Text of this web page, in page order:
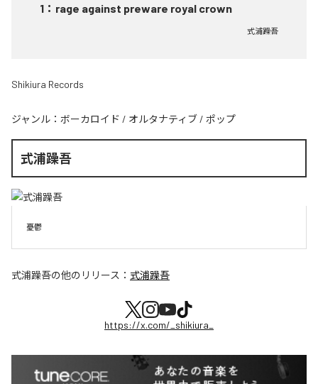
1 ： rage against preware royal crown
式浦躁吾
Shikiura Records
ジャンル： ボーカロイド / オルタナティブ / ポップ
式浦躁吾
憂鬱
式浦躁吾の他のリリース： 式浦躁吾
https://x.com/_shikiura_